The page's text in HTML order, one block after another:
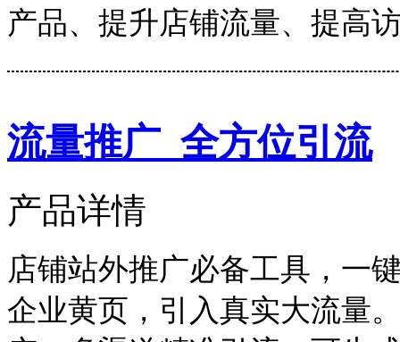
产品、提升店铺流量、提高
流量推广_全方位引流
产品详情
店铺站外推广必备工具，一
企业黄页，引入真实大流量